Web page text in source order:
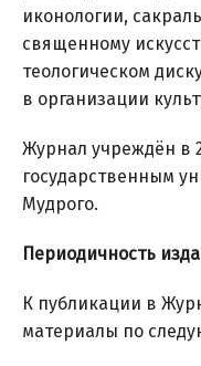
иконологии,
священному
теологическом
в организации
Журнал учреждён в
государственным
Мудрого.
Периодичность
К публикации в
материалы по